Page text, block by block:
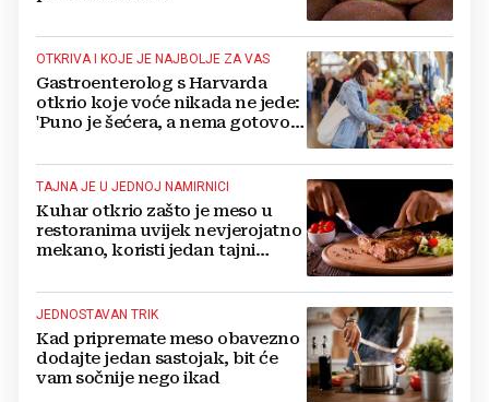
OTKRIVA I KOJE JE NAJBOLJE ZA VAS
Gastroenterolog s Harvarda
otkrio koje voće nikada ne jede:
'Puno je šećera, a nema gotovo
TAJNA JE U JEDNOJ NAMIRNICI
Kuhar otkrio zašto je meso u
restoranima uvijek nevjerojatno
mekano, koristi jedan tajni
JEDNOSTAVAN TRIK
Kad pripremate meso obavezno
dodajte jedan sastojak, bit će
vam sočnije nego ikad